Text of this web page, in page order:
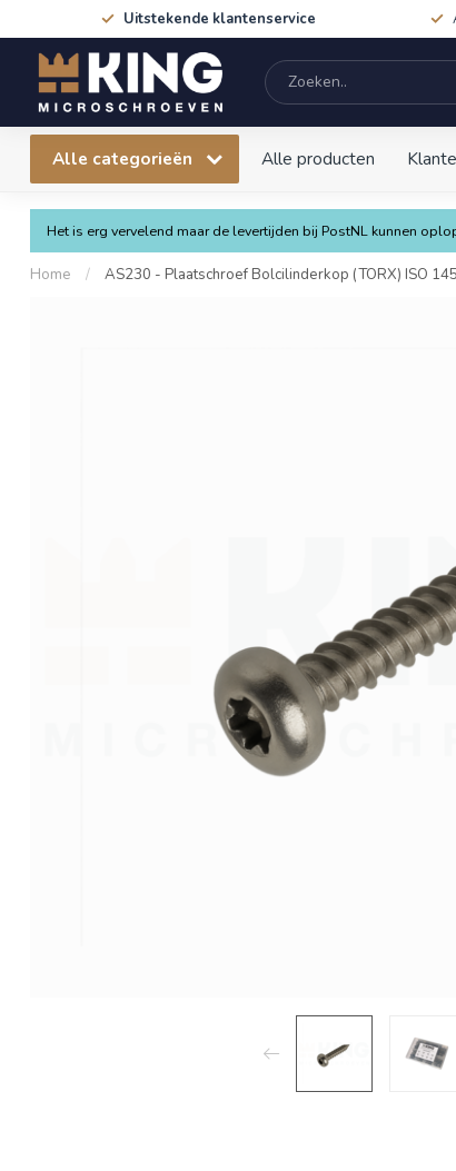
Uitstekende klantenservice
Alle categorieën Alle producten
Het is erg vervelend maar de levertijden bij PostNL kunnen
Home / AS230 - Plaatschroef Bolcilinderkop (TORX) ISO